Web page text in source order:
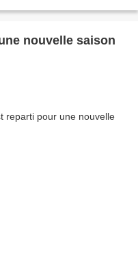
nouvelle saison